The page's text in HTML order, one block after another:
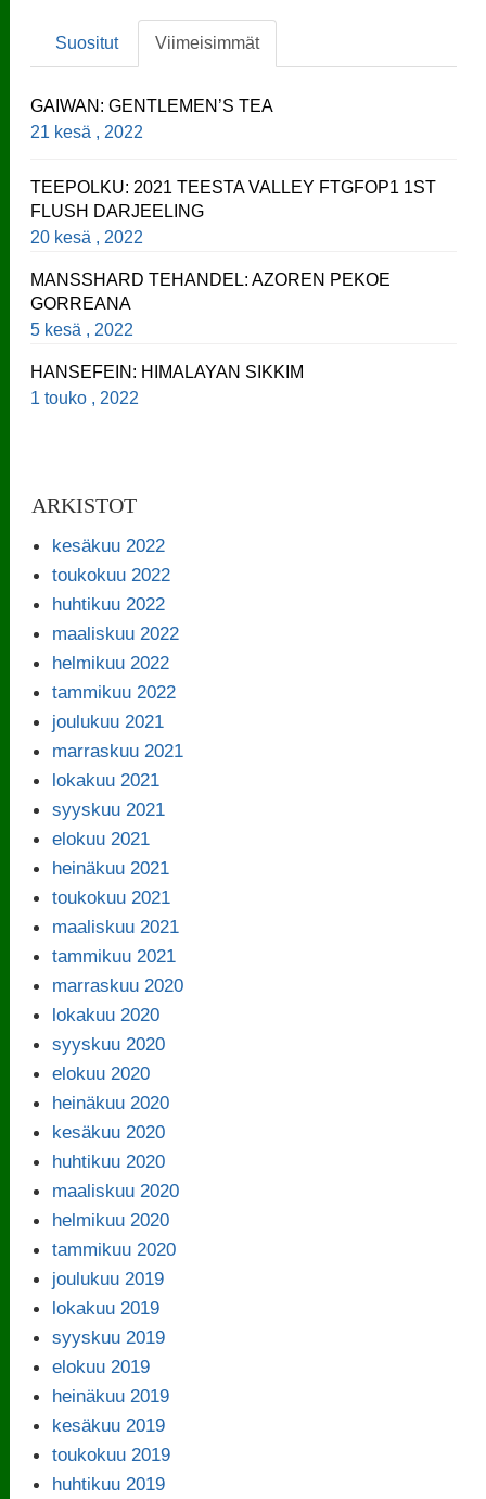
Suositut Viimeisimmät
GAIWAN: GENTLEMEN’S TEA
21 kesä , 2022
TEEPOLKU: 2021 TEESTA VALLEY FTGFOP1 1ST
FLUSH DARJEELING
20 kesä , 2022
MANSSHARD TEHANDEL: AZOREN PEKOE
GORREANA
5 kesä , 2022
HANSEFEIN: HIMALAYAN SIKKIM
1 touko , 2022
ARKISTOT
kesäkuu 2022
toukokuu 2022
huhtikuu 2022
maaliskuu 2022
helmikuu 2022
tammikuu 2022
joulukuu 2021
marraskuu 2021
lokakuu 2021
syyskuu 2021
elokuu 2021
heinäkuu 2021
toukokuu 2021
maaliskuu 2021
tammikuu 2021
marraskuu 2020
lokakuu 2020
syyskuu 2020
elokuu 2020
heinäkuu 2020
kesäkuu 2020
huhtikuu 2020
maaliskuu 2020
helmikuu 2020
tammikuu 2020
joulukuu 2019
lokakuu 2019
syyskuu 2019
elokuu 2019
heinäkuu 2019
kesäkuu 2019
toukokuu 2019
huhtikuu 2019